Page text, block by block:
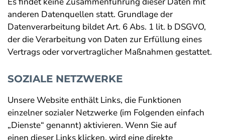
anderen Datenquellen statt. Grundlage der
Datenverarbeitung bildet Art. 6 Abs. 1 lit. b DSGVO,
der die Verarbeitung von Daten zur Erfüllung eines
Vertrags oder vorvertraglicher Maßnahmen gestattet.
SOZIALE NETZWERKE
Unsere Website enthält Links, die Funktionen
einzelner sozialer Netzwerke (im Folgenden einfach
„Dienste“ genannt) aktivieren. Wenn Sie auf